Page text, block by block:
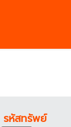
รหัสทรัพย์